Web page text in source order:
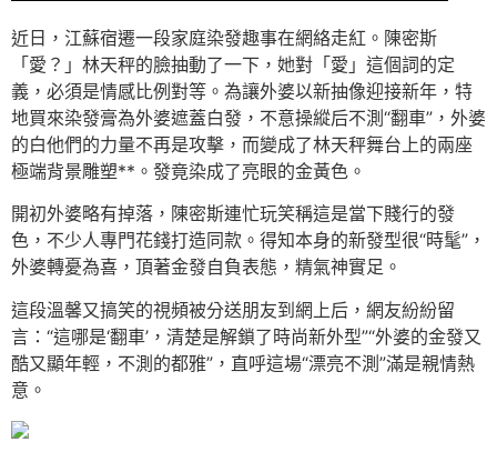
近日，江蘇宿遷一段家庭染發趣事在網絡走紅。陳密斯
「愛？」林天秤的臉抽動了一下，她對「愛」這個詞的定
義，必須是情感比例對等。為讓外婆以新抽像迎接新年，特
地買來染發膏為外婆遮蓋白發，不意操縱后不測“翻車”，外婆
的白他們的力量不再是攻擊，而變成了林天秤舞台上的兩座
極端背景雕塑**。發竟染成了亮眼的金黃色。
開初外婆略有掉落，陳密斯連忙玩笑稱這是當下賤行的發
色，不少人專門花錢打造同款。得知本身的新發型很“時髦”，
外婆轉憂為喜，頂著金發自負表態，精氣神實足。
這段溫馨又搞笑的視頻被分送朋友到網上后，網友紛紛留
言：“這哪是‘翻車’，清楚是解鎖了時尚新外型”“外婆的金發又
酷又顯年輕，不測的都雅”，直呼這場“漂亮不測”滿是親情熱
意。